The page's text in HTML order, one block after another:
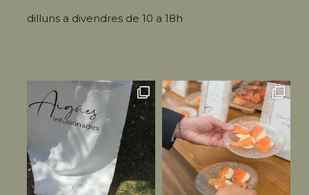
dilluns a divendres de 10 a 18h